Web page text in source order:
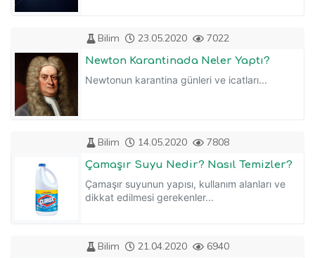
Bilim 23.05.2020 7022
Newton Karantinada Neler Yaptı?
Newtonun karantina günleri ve icatları...
Bilim 14.05.2020 7808
Çamaşır Suyu Nedir? Nasıl Temizler?
Çamaşır suyunun yapısı, kullanım alanları ve
dikkat edilmesi gerekenler...
Bilim 21.04.2020 6940